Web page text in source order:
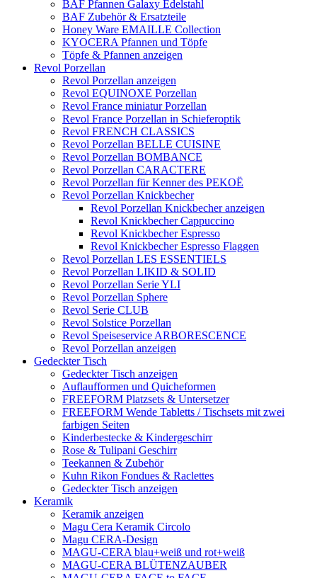
BAF Pfannen Galaxy Edelstahl
BAF Zubehör & Ersatzteile
Honey Ware EMAILLE Collection
KYOCERA Pfannen und Töpfe
Töpfe & Pfannen anzeigen
Revol Porzellan
Revol Porzellan anzeigen
Revol EQUINOXE Porzellan
Revol France miniatur Porzellan
Revol France Porzellan in Schieferoptik
Revol FRENCH CLASSICS
Revol Porzellan BELLE CUISINE
Revol Porzellan BOMBANCE
Revol Porzellan CARACTERE
Revol Porzellan für Kenner des PEKOË
Revol Porzellan Knickbecher
Revol Porzellan Knickbecher anzeigen
Revol Knickbecher Cappuccino
Revol Knickbecher Espresso
Revol Knickbecher Espresso Flaggen
Revol Porzellan LES ESSENTIELS
Revol Porzellan LIKID & SOLID
Revol Porzellan Serie YLI
Revol Porzellan Sphere
Revol Serie CLUB
Revol Solstice Porzellan
Revol Speiseservice ARBORESCENCE
Revol Porzellan anzeigen
Gedeckter Tisch
Gedeckter Tisch anzeigen
Auflaufformen und Quicheformen
FREEFORM Platzsets & Untersetzer
FREEFORM Wende Tabletts / Tischsets mit zwei
farbigen Seiten
Kinderbestecke & Kindergeschirr
Rose & Tulipani Geschirr
Teekannen & Zubehör
Kuhn Rikon Fondues & Raclettes
Gedeckter Tisch anzeigen
Keramik
Keramik anzeigen
Magu Cera Keramik Circolo
Magu CERA-Design
MAGU-CERA blau+weiß und rot+weiß
MAGU-CERA BLÜTENZAUBER